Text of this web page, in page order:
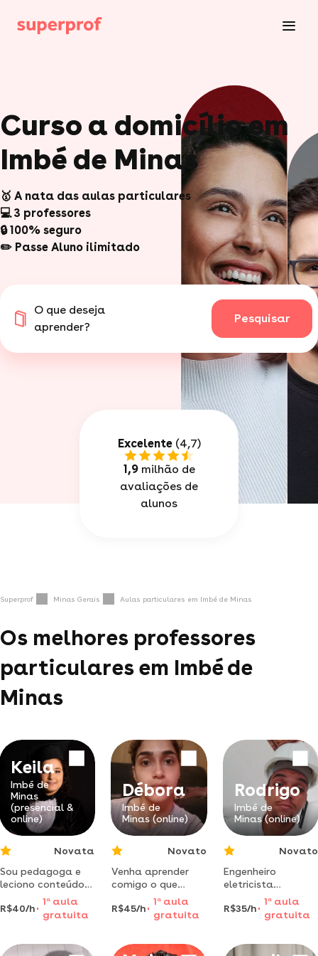
Curso a domicílio em
Imbé de Minas
🥇 A nata das aulas particulares
💻 3 professores
🔒 100% seguro
✏️ Passe Aluno ilimitado
O que deseja
aprender?
Pesquisar
Excelente(4,7)
1,9milhão de
avaliações de
alunos
Superprof Minas Gerais Aulas particulares em Imbé de Minas
Os melhores professores
particulares em Imbé de
Minas
Keila
Imbé de
Minas
(presencial &
online)
Novata
Sou pedagoga e
leciono conteúdos
relacionados a
pedagogia,
história e filosofia
personalizada
R$40/h
1 aaula
gratuita
Débora
Imbé de
Minas (online)
Novato
Venha aprender
comigo o que
nunca te
ensinaram, aqui é
ensinode verdade!
R$45/h
1 a aula
gratuita
Rodrigo
Imbé de
Minas (online)
Novato
Engenheiro
eletricista
formado nas
faculdades das
redes doctum,
de exatas.
R$35/h
1 aaula
gratuita